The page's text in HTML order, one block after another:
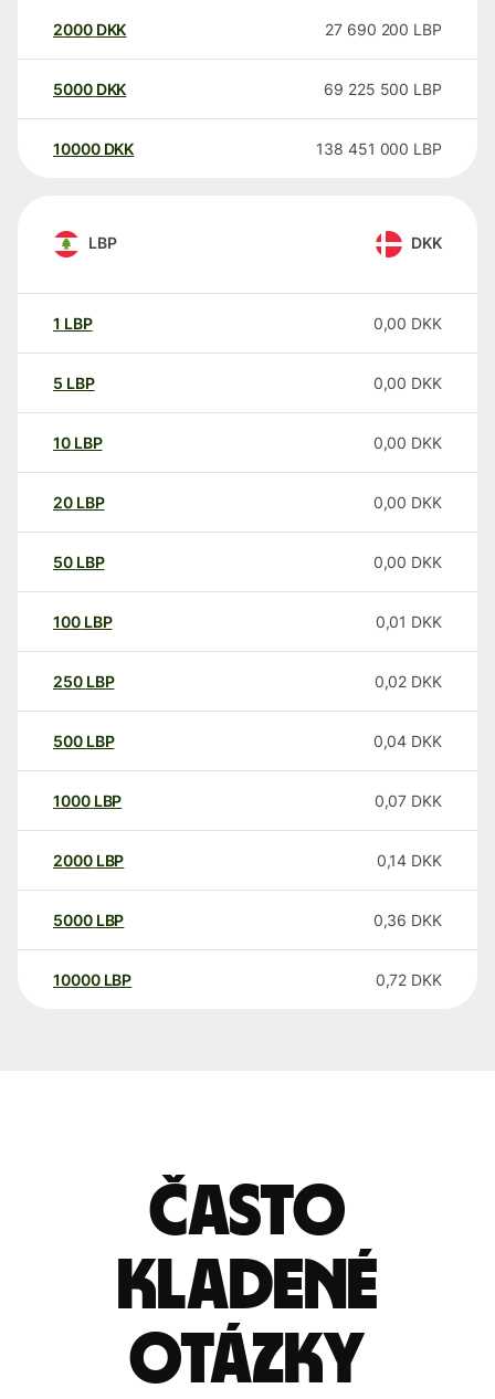
2000 DKK 27 690 200 LBP
5000 DKK 69 225 500 LBP
10000 DKK 138 451 000 LBP
LBP DKK
1 LBP 0,00 DKK
5 LBP 0,00 DKK
10 LBP 0,00 DKK
20 LBP 0,00 DKK
50 LBP 0,00 DKK
100 LBP 0,01 DKK
250 LBP 0,02 DKK
500 LBP 0,04 DKK
1000 LBP 0,07 DKK
2000 LBP 0,14 DKK
5000 LBP 0,36 DKK
10000 LBP 0,72 DKK
Často
kladené
otázky